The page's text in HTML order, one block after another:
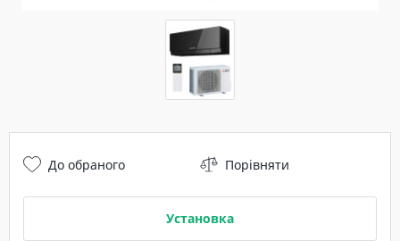
До обраного Порівняти
Установка